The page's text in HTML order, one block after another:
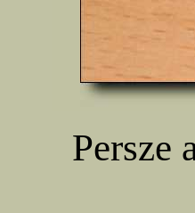
Persze